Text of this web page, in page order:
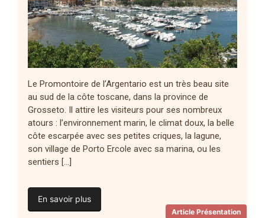
Article Présentation
Le Promontoire de l’Argentario est un très beau site
au sud de la côte toscane, dans la province de
Grosseto. Il attire les visiteurs pour ses nombreux
atours : l’environnement marin, le climat doux, la belle
côte escarpée avec ses petites criques, la lagune,
son village de Porto Ercole avec sa marina, ou les
sentiers […]
En savoir plus